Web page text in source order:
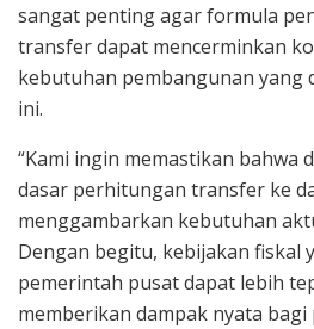
sangat penting agar formula
transfer dapat mencerminkan
kebutuhan pembangunan yang
ini.
“Kami ingin memastikan bahwa
dasar perhitungan transfer ke
menggambarkan kebutuhan
Dengan begitu, kebijakan fiskal
pemerintah pusat dapat lebih
memberikan dampak nyata